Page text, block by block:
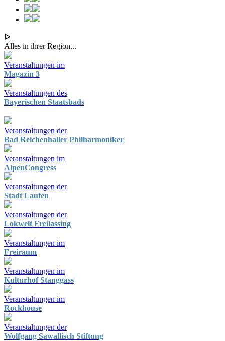
ᐅ
Alles in ihrer Region...
Veranstaltungen im
Magazin 3
Veranstaltungen des
Bayerischen Staatsbads
Veranstaltungen der
Bad Reichenhaller Philharmoniker
Veranstaltungen im
AlpenCongress
Veranstaltungen der
Stadt Laufen
Veranstaltungen der
Lokwelt Freilassing
Veranstaltungen im
Freiraum
Veranstaltungen im
Kulturhof Stanggass
Veranstaltungen im
Rockhouse
Veranstaltungen der
Wolfgang Sawallisch Stiftung